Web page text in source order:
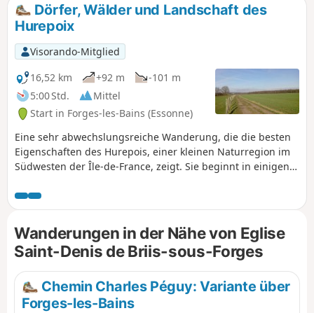
Dörfer, Wälder und Landschaft des
Hurepoix
Visorando-Mitglied
16,52 km
+92 m
-101 m
5:00 Std.
Mittel
Start in Forges-les-Bains (Essonne)
Eine sehr abwechslungsreiche Wanderung, die die besten
Eigenschaften des Hurepois, einer kleinen Naturregion im
Südwesten der Île-de-France, zeigt. Sie beginnt in einigen
Waschhäuser... Weiter geht es durch Wiesen mit vielen
Pferden. Die Wanderung endet mit einer sehr angenehmen
Strecke im Unterholz.
Wanderungen in der Nähe von Eglise
Saint-Denis de Briis-sous-Forges
Chemin Charles Péguy: Variante über
Forges-les-Bains